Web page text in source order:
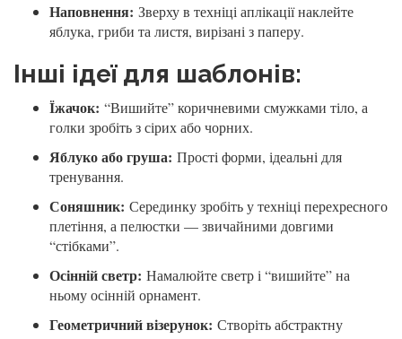
Наповнення: Зверху в техніці аплікації наклейте
яблука, гриби та листя, вирізані з паперу.
Інші ідеї для шаблонів:
Їжачок: “Вишийте” коричневими смужками тіло, а
голки зробіть з сірих або чорних.
Яблуко або груша: Прості форми, ідеальні для
тренування.
Соняшник: Серединку зробіть у техніці перехресного
плетіння, а пелюстки — звичайними довгими
“стібками”.
Осінній светр: Намалюйте светр і “вишийте” на
ньому осінній орнамент.
Геометричний візерунок: Створіть абстрактну